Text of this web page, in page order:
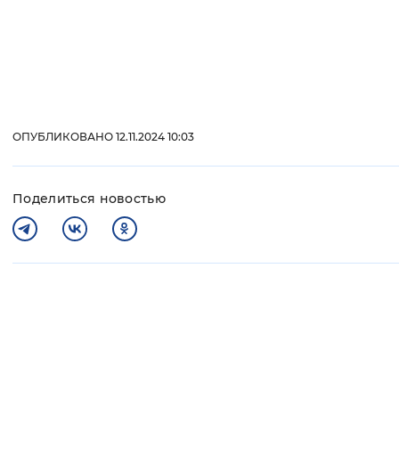
ОПУБЛИКОВАНО 12.11.2024 10:03
Поделиться новостью